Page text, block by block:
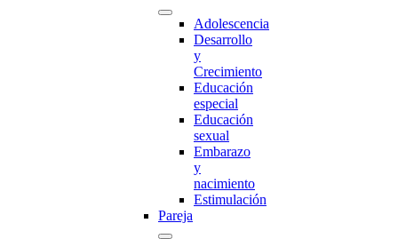
Adolescencia
Desarrollo
y
Crecimiento
Educación
especial
Educación
sexual
Embarazo
y
nacimiento
Estimulación
Pareja